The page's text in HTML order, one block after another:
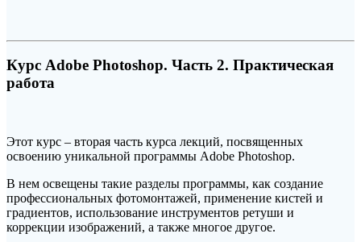
Курс Adobe Photoshop. Часть 2. Практическая
работа
Этот курс – вторая часть курса лекций, посвященных
освоению уникальной программы Adobe Photoshop.
В нем освещены такие разделы программы, как создание
профессиональных фотомонтажей, применение кистей и
градиентов, использование инструментов ретуши и
коррекции изображений, а также многое другое.